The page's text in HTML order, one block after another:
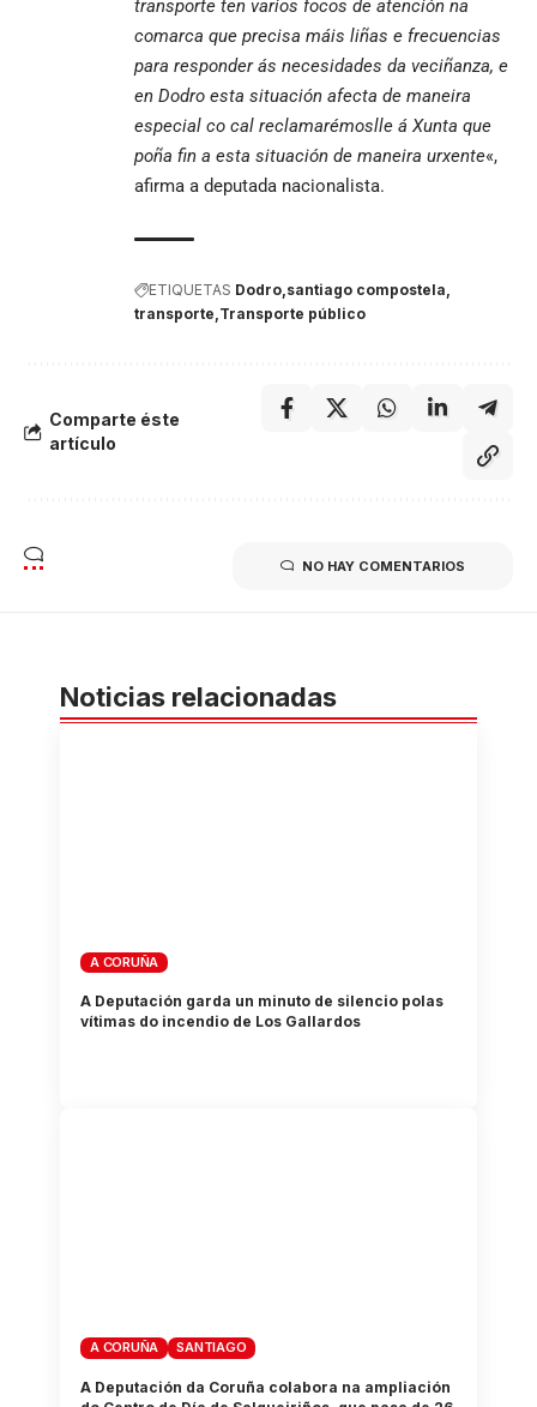
transporte ten varios focos de atención na
comarca que precisa máis liñas e frecuencias
para responder ás necesidades da veciñanza, e
en Dodro esta situación afecta de maneira
especial co cal reclamarémoslle á Xunta que
poña fin a esta situación de maneira urxente«,
afirma a deputada nacionalista.
ETIQUETAS Dodro santiago compostela
transporte Transporte público
Comparte éste
artículo
NO HAY COMENTARIOS
Noticias relacionadas
A CORUÑA
A Deputación garda un minuto de silencio polas
vítimas do incendio de Los Gallardos
A CORUÑA SANTIAGO
A Deputación da Coruña colabora na ampliación